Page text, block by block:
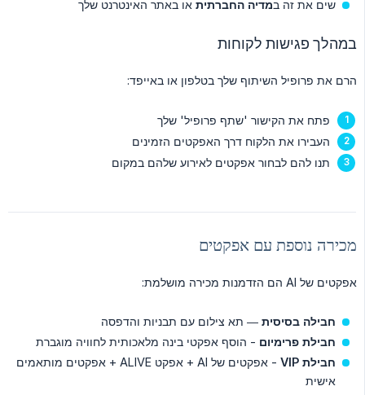
שים את זה במדיה החברתית או באתר האינטרנט שלך
במהלך פגישות לקוחות
הרם את פרופיל השיתוף שלך בטלפון או באייפד:
פתח את הקישור 'שתף פרופיל' שלך
העבירו את הלקוח דרך האפקטים הזמינים
תנו להם לבחור אפקטים לאירוע שלהם במקום
מכירה נוספת עם אפקטים
אפקטים של AI הם הזדמנות מכירה מושלמת:
חבילה בסיסית — תא צילום עם תבניות והדפסה
חבילת פרימיום - הוסף אפקטי בינה מלאכותית לחוויה מוגברת
חבילת VIP
- אפקטים של AI + אפקט ALIVE + אפקטים מותאמים
אישית